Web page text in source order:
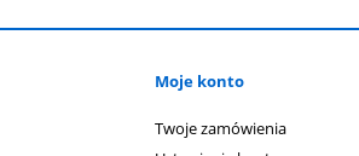
Moje konto
Twoje zamówienia